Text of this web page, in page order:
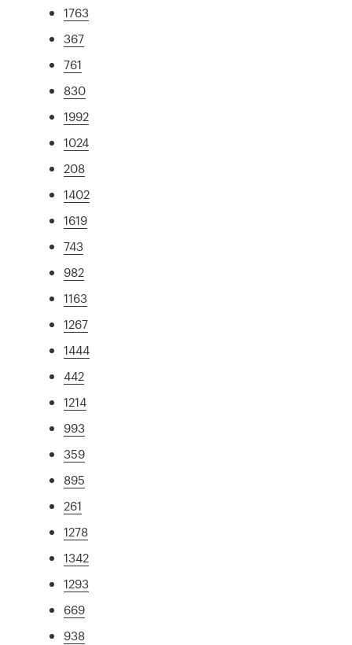
1763
367
761
830
1992
1024
208
1402
1619
743
982
1163
1267
1444
442
1214
993
359
895
261
1278
1342
1293
669
938